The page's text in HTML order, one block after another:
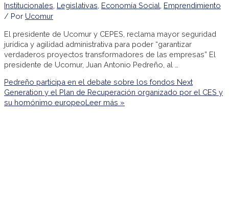
Institucionales Legislativas Economía Social Emprendimiento
/ Por Ucomur
El presidente de Ucomur y CEPES, reclama mayor seguridad
jurídica y agilidad administrativa para poder “garantizar
verdaderos proyectos transformadores de las empresas” El
presidente de Ucomur, Juan Antonio Pedreño, al …
Pedreño participa en el debate sobre los fondos Next
Generation y el Plan de Recuperación organizado por el CES y
su homónimo europeoLeer más »